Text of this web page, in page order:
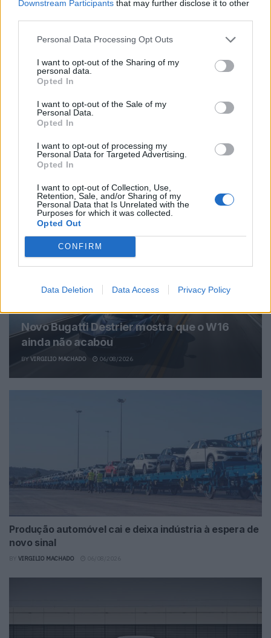
Downstream Participants that may further disclose it to other
Personal Data Processing Opt Outs
I want to opt-out of the Sharing of my
personal data.
Opted In
I want to opt-out of the Sale of my
Personal Data.
Opted In
I want to opt-out of processing my
Personal Data for Targeted Advertising.
Opted In
I want to opt-out of Collection, Use,
Retention, Sale, and/or Sharing of my
Personal Data that Is Unrelated with the
Purposes for which it was collected.
Opted Out
CONFIRM
Data Deletion Data Access Privacy Policy
ECAR Show FIL
Related Posts
Novo Bugatti Destrier mostra que o W16
ainda não acabou
BY VIRGILIO MACHADO 06/08/2026
Produção automóvel cai e deixa indústria à espera de
novo sinal
VIRGILIO MACHADO